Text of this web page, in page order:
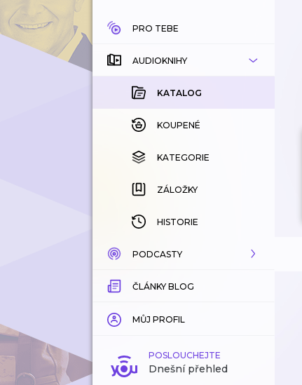
PRO TEBE
AUDIOKNIHY
KATALOG
KOUPENÉ
KATEGORIE
ZÁLOŽKY
HISTORIE
PODCASTY
KATALOG
KATEGORIE
ZÁLOŽKY
ČLÁNKY BLOG
MŮJ PROFIL
POSLOUCHEJTE
Dnešní přehled